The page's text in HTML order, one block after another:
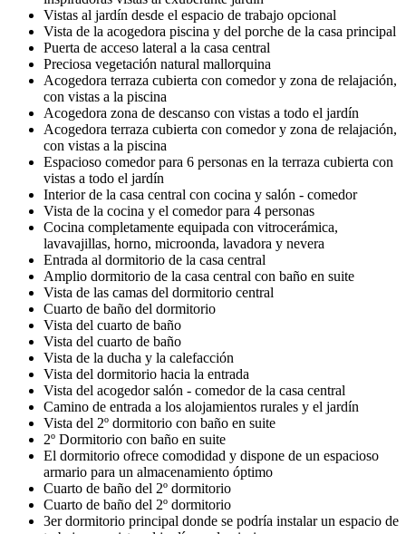
Vistas al jardín desde el espacio de trabajo opcional
Vista de la acogedora piscina y del porche de la casa principal
Puerta de acceso lateral a la casa central
Preciosa vegetación natural mallorquina
Acogedora terraza cubierta con comedor y zona de relajación,
con vistas a la piscina
Acogedora zona de descanso con vistas a todo el jardín
Acogedora terraza cubierta con comedor y zona de relajación,
con vistas a la piscina
Espacioso comedor para 6 personas en la terraza cubierta con
vistas a todo el jardín
Interior de la casa central con cocina y salón - comedor
Vista de la cocina y el comedor para 4 personas
Cocina completamente equipada con vitrocerámica,
lavavajillas, horno, microonda, lavadora y nevera
Entrada al dormitorio de la casa central
Amplio dormitorio de la casa central con baño en suite
Vista de las camas del dormitorio central
Cuarto de baño del dormitorio
Vista del cuarto de baño
Vista del cuarto de baño
Vista de la ducha y la calefacción
Vista del dormitorio hacia la entrada
Vista del acogedor salón - comedor de la casa central
Camino de entrada a los alojamientos rurales y el jardín
Vista del 2º dormitorio con baño en suite
2º Dormitorio con baño en suite
El dormitorio ofrece comodidad y dispone de un espacioso
armario para un almacenamiento óptimo
Cuarto de baño del 2º dormitorio
Cuarto de baño del 2º dormitorio
3er dormitorio principal donde se podría instalar un espacio de